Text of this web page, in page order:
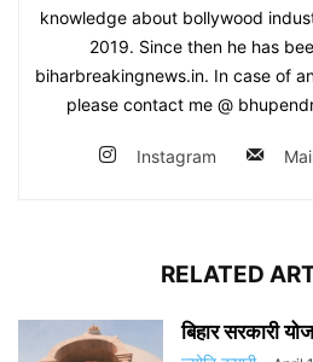
knowledge about bollywood
2019. Since then he has
biharbreakingnews.in. In case of
please contact me @
Instagram
RELATED
बिहार सरकारी